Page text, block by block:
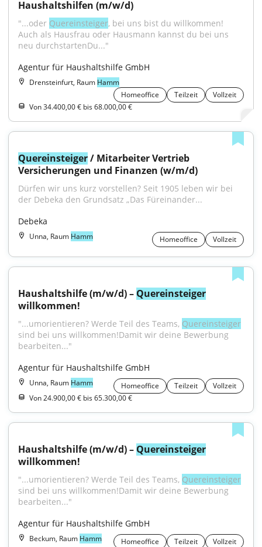
Haushaltshilfen (m/w/d)
"...oder Quereinsteiger, bei uns bist du willkommen!
Auch als Hausfrau oder Hausmann kannst du bei uns
neu durchstartenDu..."
Agentur für Haushaltshilfe GmbH
Drensteinfurt, Raum Hamm
Homeoffice
Teilzeit
Vollzeit
Von 34.400,00 € bis 68.000,00 €
Quereinsteiger / Mitarbeiter Vertrieb
Versicherungen und Finanzen (w/m/d)
Dürfen wir uns kurz vorstellen? Seit 1905 leben wir bei
der Debeka den Grundsatz „Das Füreinander...
Debeka
Unna, Raum Hamm Homeoffice Vollzeit
Haushaltshilfe (m/w/d) – Quereinsteiger
willkommen!
"...umorientieren? Werde Teil des Teams, Quereinsteiger
sind bei uns willkommen!Damit wir deine Bewerbung
bearbeiten..."
Agentur für Haushaltshilfe GmbH
Unna, Raum Hamm Homeoffice Teilzeit
Vollzeit
Von 24.900,00 € bis 65.300,00 €
Haushaltshilfe (m/w/d) – Quereinsteiger
willkommen!
"...umorientieren? Werde Teil des Teams, Quereinsteiger
sind bei uns willkommen!Damit wir deine Bewerbung
bearbeiten..."
Agentur für Haushaltshilfe GmbH
Beckum, Raum Hamm Homeoffice Teilzeit
Vollzeit